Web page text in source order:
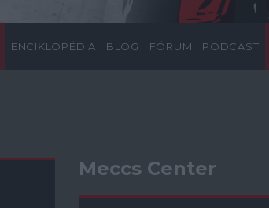
ENCIKLOPÉDIA BLOG FÓRUM PODCAST
Meccs Center